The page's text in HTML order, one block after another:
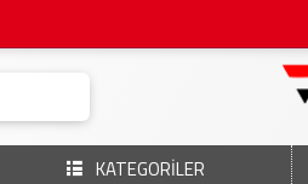
KATEGORİLER